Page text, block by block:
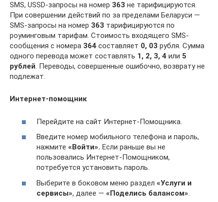
SMS, USSD-запросы на номер 363 не тарифицируются.
При совершении действий по за пределами Беларуси —
SMS-запросы на номер 363 тарифицируются по
роуминговым тарифам. Стоимость входящего SMS-
сообщения с номера 364 составляет 0, 03 рубля. Сумма
одного перевода может составлять 1, 2, 3, 4 или 5
рублей. Переводы, совершенные ошибочно, возврату не
подлежат.
Интернет-помощник
Перейдите на сайт Интернет-Помощника.
Введите номер мобильного телефона и пароль,
нажмите «Войти». Если раньше вы не
пользовались Интернет-Помощником,
потребуется установить пароль.
Выберите в боковом меню раздел «Услуги и
сервисы», далее — «Поделись балансом»